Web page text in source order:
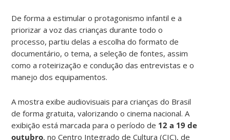
De forma a estimular o protagonismo infantil e a
priorizar a voz das crianças durante todo o
processo, partiu delas a escolha do formato de
documentário, o tema, a seleção de fontes, assim
como a roteirização e condução das entrevistas e o
manejo dos equipamentos.
A mostra exibe audiovisuais para crianças do Brasil
de forma gratuita, valorizando o cinema nacional. A
exibição está marcada para o período de 12 a 19 de
outubro, no Centro Integrado de Cultura (CIC), de